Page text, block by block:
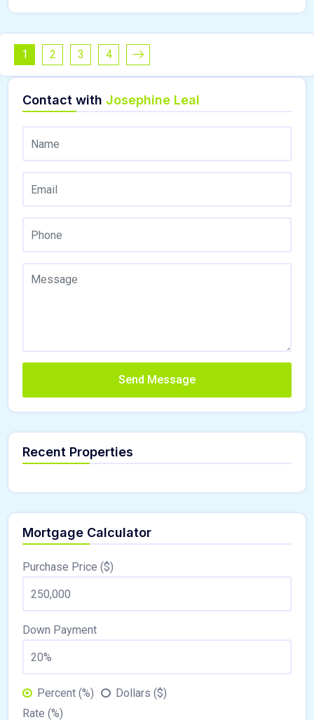
1 2 3 4
Contact with Josephine Leal
Send Message
Recent Properties
Mortgage Calculator
Purchase Price ($)
Down Payment
Percent (%)
Dollars ($)
Rate (%)